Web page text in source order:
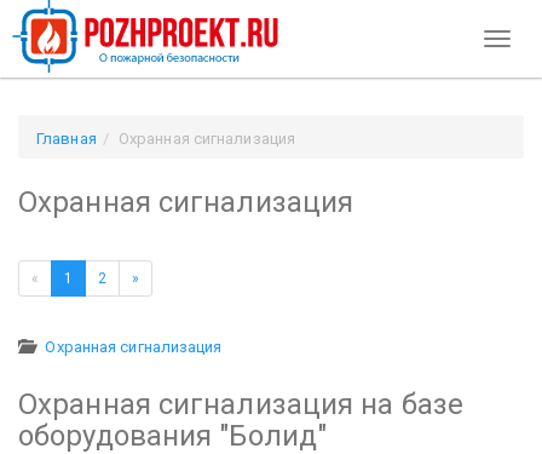
Главная Охранная сигнализация
Охранная сигнализация
« 1 2 »
Охранная сигнализация
Охранная сигнализация на базе
оборудования "Болид"